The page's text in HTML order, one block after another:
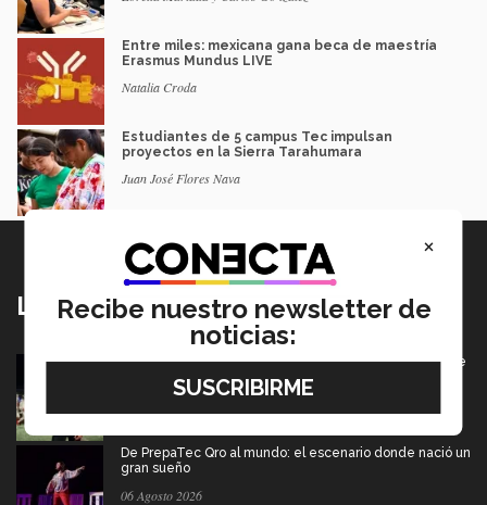
Entre miles: mexicana gana beca de maestría
Erasmus Mundus LIVE
Natalia Croda
Estudiantes de 5 campus Tec impulsan
proyectos en la Sierra Tarahumara
Juan José Flores Nava
Lo más nuevo
Borregos CCM van por el campeonato en Liga Mayor de
americano
De PrepaTec Qro al mundo: el escenario donde nació un
gran sueño
06 Agosto 2026
×
Recibe nuestro newsletter de
noticias: